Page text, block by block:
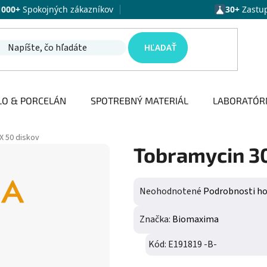
Spokojných zákazníkov 30+
HĽADAŤ
& PORCELÁN SPOTREBNÝ MATERIÁL
50 diskov
Tobramycin
Priemerné hodnotenie
Neohodnotené Podrobnosti
Značka: Biomaxima
Kód: E191819 -B-